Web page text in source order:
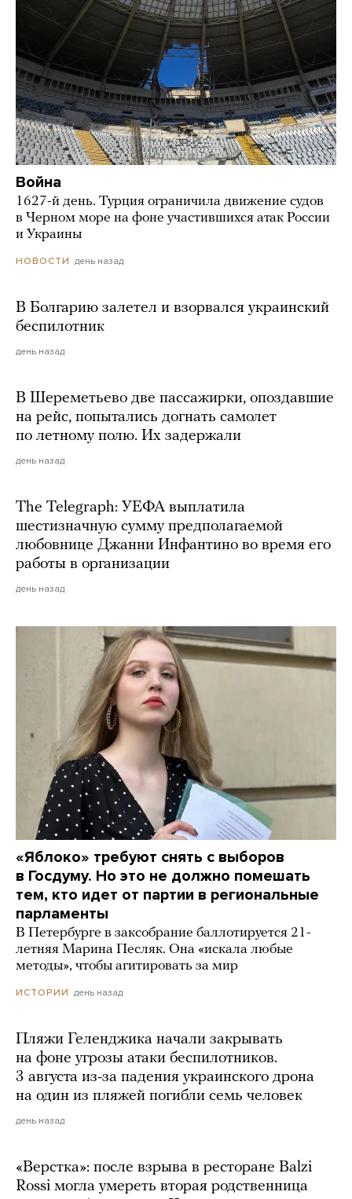
Война
1627-й день. Турция ограничила движение судов
в Черном море на фоне участившихся атак России
и Украины
НОВОСТИ день назад
В Болгарию залетел и взорвался украинский
беспилотник
день назад
В Шереметьево две пассажирки, опоздавшие
на рейс, попытались догнать самолет
по летному полю. Их задержали
день назад
The Telegraph: УЕФА выплатила
шестизначную сумму предполагаемой
любовнице Джанни Инфантино во время его
работы в организации
день назад
«Яблоко» требуют снять с выборов
в Госдуму. Но это не должно помешать
тем, кто идет от партии в региональные
парламенты
В Петербурге в заксобрание баллотируется 21-
летняя Марина Песляк. Она «искала любые
методы», чтобы агитировать за мир
ИСТОРИИ день назад
Пляжи Геленджика начали закрывать
на фоне угрозы атаки беспилотников.
3 августа из-за падения украинского дрона
на один из пляжей погибли семь человек
день назад
«Верстка»: после взрыва в ресторане Balzi
Rossi могла умереть вторая родственница